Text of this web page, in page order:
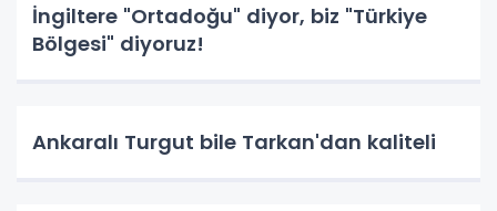
İngiltere "Ortadoğu" diyor, biz "Türkiye
Bölgesi" diyoruz!
Ankaralı Turgut bile Tarkan'dan kaliteli